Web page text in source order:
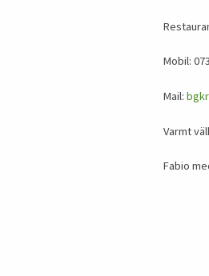
Mobil:
Mail:
Varmt
Fabio